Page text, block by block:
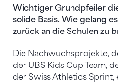
Wichtiger Grundpfeiler
solide Basis. Wie gelang
zurück an die Schulen zu
Die Nachwuchsprojekte,
der UBS Kids Cup Team,
der Swiss Athletics